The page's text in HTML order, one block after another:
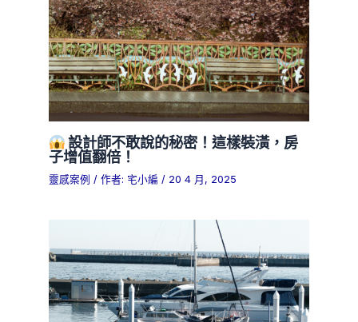
設計師不敢說的秘密！這樣裝潢，房
子增值翻倍！
靈感案例 / 作者: 宅小編 / 20 4 月, 2025